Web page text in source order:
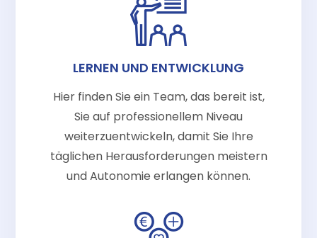
LERNEN UND ENTWICKLUNG
Hier finden Sie ein Team, das bereit ist,
Sie auf professionellem Niveau
weiterzuentwickeln, damit Sie Ihre
täglichen Herausforderungen meistern
und Autonomie erlangen können.